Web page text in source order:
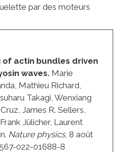
par des moteurs
actin bundles driven
waves. Marie
Mathieu Richard,
Takagi, Wenxiang
James R. Sellers,
Jülicher, Laurent
Nature physics, 8 août
022-01688-8